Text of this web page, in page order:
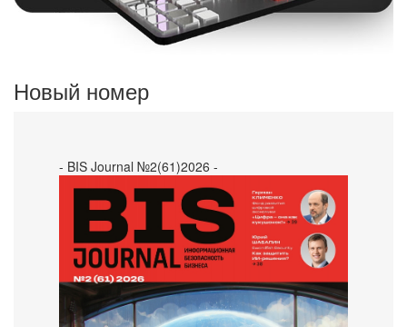
Новый номер
- BIS Journal №2(61)2026 -